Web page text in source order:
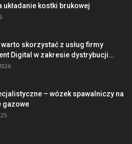
układanie kostki brukowej
skorzystać z usług firmy
Digital w zakresie dystrybucji...
– wózek spawalniczy na
gazowe